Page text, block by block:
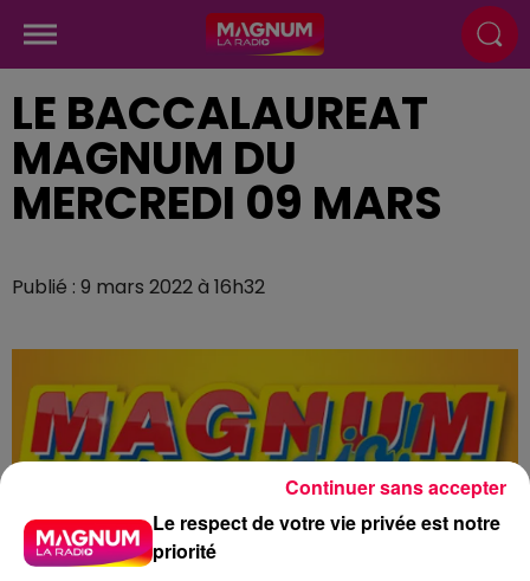
LE BACCALAUREAT
MAGNUM DU
MERCREDI 09 MARS
Publié : 9 mars 2022 à 16h32
Le respect de votre vie privée est notre
priorité
Continuer sans accepter